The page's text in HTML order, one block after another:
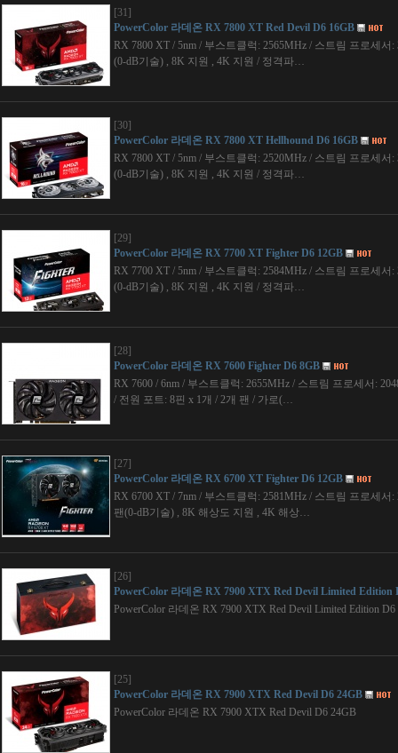
[31]
PowerColor 라데온 RX 7800 XT Red Devil D6 16GB
RX 7800 XT / 5nm / 부스트클럭: 2565MHz / 스트림 프로세
(0-dB기술) , 8K 지원 , 4K 지원 / 정격파…
[30]
PowerColor 라데온 RX 7800 XT Hellhound D6 16GB
RX 7800 XT / 5nm / 부스트클럭: 2520MHz / 스트림 프로세
(0-dB기술) , 8K 지원 , 4K 지원 / 정격파…
[29]
PowerColor 라데온 RX 7700 XT Fighter D6 12GB
RX 7700 XT / 5nm / 부스트클럭: 2584MHz / 스트림 프로세
(0-dB기술) , 8K 지원 , 4K 지원 / 정격파…
[28]
PowerColor 라데온 RX 7600 Fighter D6 8GB
RX 7600 / 6nm / 부스트클럭: 2655MHz / 스트림 프로세서:
/ 전원 포트: 8핀 x 1개 / 2개 팬 / 가로(…
[27]
PowerColor 라데온 RX 6700 XT Fighter D6 12GB
RX 6700 XT / 7nm / 부스트클럭: 2581MHz / 스트림 프로세
팬(0-dB기술) , 8K 해상도 지원 , 4K 해상…
[26]
PowerColor 라데온 RX 7900 XTX Red Devil Limited
PowerColor 라데온 RX 7900 XTX Red Devil Limited Edition D6
[25]
PowerColor 라데온 RX 7900 XTX Red Devil D6 24GB
PowerColor 라데온 RX 7900 XTX Red Devil D6 24GB